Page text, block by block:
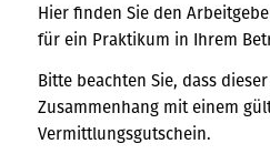
Hier finden Sie den
für ein Praktikum in Ihrem
Bitte beachten Sie, dass
Zusammenhang mit einem
Vermittlungsgutschein.